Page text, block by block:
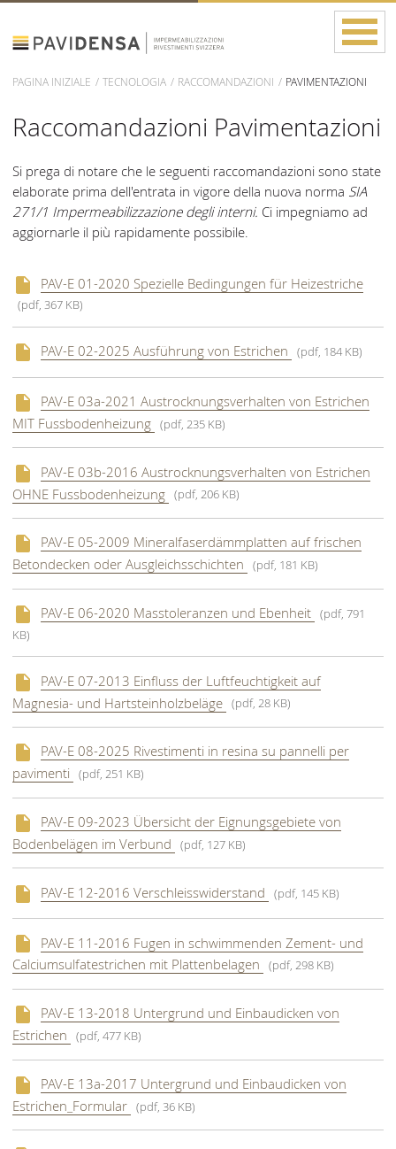
PAGINA INIZIALE TECNOLOGIA RACCOMANDAZIONI PAVIMENTAZIONI
Raccomandazioni Pavimentazioni
Si prega di notare che le seguenti raccomandazioni sono state
elaborate prima dell'entrata in vigore della nuova norma SIA
271/1 Impermeabilizzazione degli interni. Ci impegniamo ad
aggiornarle il più rapidamente possibile.
PAV-E 01-2020 Spezielle Bedingungen für Heizestriche
(pdf, 367 KB)
PAV-E 02-2025 Ausführung von Estrichen (pdf, 184 KB)
PAV-E 03a-2021 Austrocknungsverhalten von Estrichen
MIT Fussbodenheizung
(pdf, 235 KB)
PAV-E 03b-2016 Austrocknungsverhalten von Estrichen
OHNE Fussbodenheizung
(pdf, 206 KB)
PAV-E 05-2009 Mineralfaserdämmplatten auf frischen
Betondecken oder Ausgleichsschichten
(pdf, 181 KB)
PAV-E 06-2020 Masstoleranzen und Ebenheit
(pdf, 791
KB)
PAV-E 07-2013 Einfluss der Luftfeuchtigkeit auf
Magnesia- und Hartsteinholzbeläge
(pdf, 28 KB)
PAV-E 08-2025 Rivestimenti in resina su pannelli per
pavimenti
(pdf, 251 KB)
PAV-E 09-2023 Übersicht der Eignungsgebiete von
Bodenbelägen im Verbund
(pdf, 127 KB)
PAV-E 12-2016 Verschleisswiderstand (pdf, 145 KB)
PAV-E 11-2016 Fugen in schwimmenden Zement- und
Calciumsulfatestrichen mit Plattenbelagen
(pdf, 298 KB)
PAV-E 13-2018 Untergrund und Einbaudicken von
Estrichen
(pdf, 477 KB)
PAV-E 13a-2017 Untergrund und Einbaudicken von
Estrichen_Formular
(pdf, 36 KB)